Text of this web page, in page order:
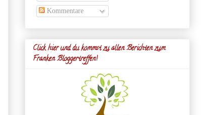
Kommentare
Click hier und du kommst zu allen Berichten zum
Franken Bloggertreffen!